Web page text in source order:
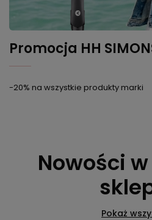
Promocja HH
-20% na wszystkie produkty marki
Nowości
Pokaż